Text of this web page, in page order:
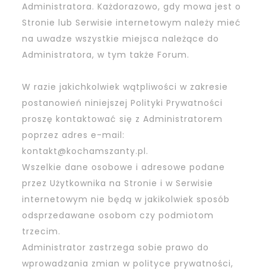
Administratora. Każdorazowo, gdy mowa jest o
Stronie lub Serwisie internetowym należy mieć
na uwadze wszystkie miejsca należące do
Administratora, w tym także Forum.
W razie jakichkolwiek wątpliwości w zakresie
postanowień niniejszej Polityki Prywatności
proszę kontaktować się z Administratorem
poprzez adres e-mail:
kontakt@kochamszanty.pl.
Wszelkie dane osobowe i adresowe podane
przez Użytkownika na Stronie i w Serwisie
internetowym nie będą w jakikolwiek sposób
odsprzedawane osobom czy podmiotom
trzecim.
Administrator zastrzega sobie prawo do
wprowadzania zmian w polityce prywatności,